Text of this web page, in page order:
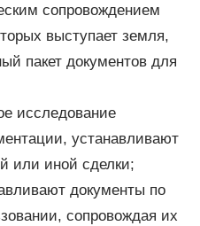
сопровождением
выступает земля,
пакет документов для
исследование
устанавливают
или иной сделки;
документы по
сопровождая их